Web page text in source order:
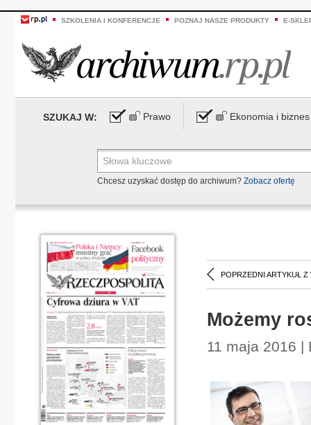
SZKOLENIA I KONFERENCJE POZNAJ NASZE PRODUKTY E-
SZUKAJ W: Prawo Ekonomia i biznes
Chcesz uzyskać dostęp do archiwum? Zobacz ofertę
POPRZEDNI ARTYKUŁ Z
Możemy
11 maja 2016 |